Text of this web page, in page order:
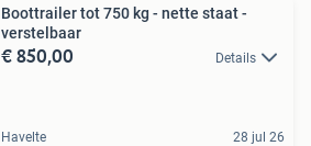
Boottrailer tot 750 kg - nette staat -
verstelbaar
€ 850,00 Details
Havelte 28 jul 26